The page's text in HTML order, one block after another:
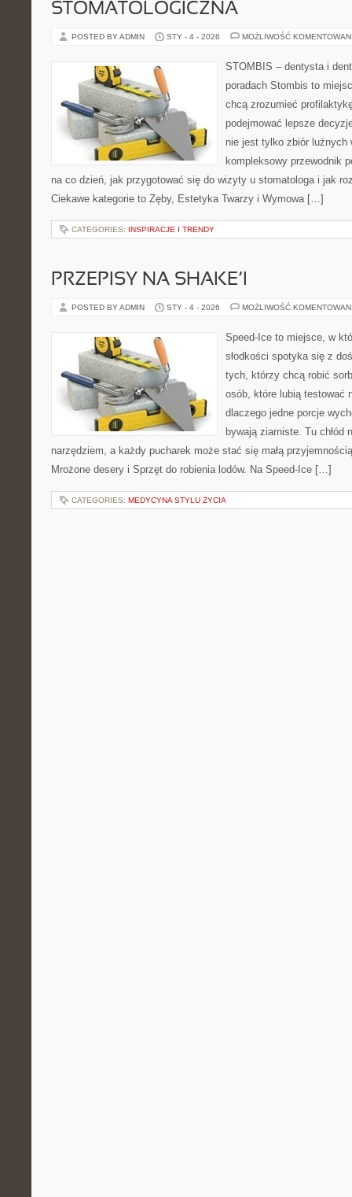
STOMATOLOGICZNA
POSTED BY ADMIN STY - 4 - 2026 MOŻLIWOŚĆ
STOMBIS – dentysta i
poradach Stombis to
chcą zrozumieć
podejmować lepsze
nie jest tylko zbiór luźnych
kompleksowy przewodnik
na co dzień, jak przygotować się do wizyty u stomatologa i jak
Ciekawe kategorie to Zęby, Estetyka Twarzy i Wymowa […]
CATEGORIES: INSPIRACJE I TRENDY
PRZEPISY NA SHAKE’I
POSTED BY ADMIN STY - 4 - 2026 MOŻLIWOŚĆ
Speed-Ice to miejsce, w
słodkości spotyka się z
tych, którzy chcą robić
osób, które lubią testować
dlaczego jedne porcje
bywają ziarniste. Tu
narzędziem, a każdy pucharek może stać się małą
Mrożone desery i Sprzęt do robienia lodów. Na Speed-Ice […]
CATEGORIES: MEDYCYNA STYLU ŻYCIA